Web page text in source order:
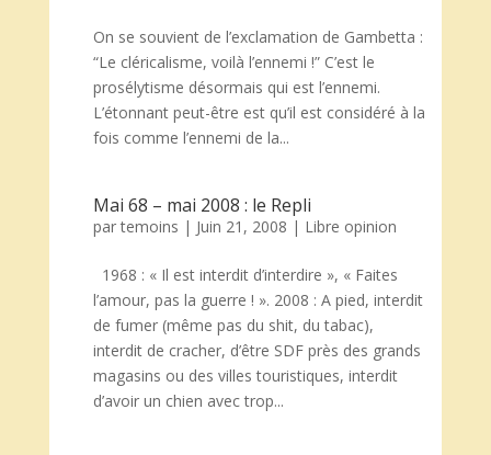
On se souvient de l’exclamation de Gambetta :
“Le cléricalisme, voilà l’ennemi !” C’est le
prosélytisme désormais qui est l’ennemi.
L’étonnant peut-être est qu’il est considéré à la
fois comme l’ennemi de la...
Mai 68 – mai 2008 : le Repli
partemoins | Juin 21, 2008 | Libre opinion
1968 : « Il est interdit d’interdire », « Faites
l’amour, pas la guerre ! ». 2008 : A pied, interdit
de fumer (même pas du shit, du tabac),
interdit de cracher, d’être SDF près des grands
magasins ou des villes touristiques, interdit
d’avoir un chien avec trop...